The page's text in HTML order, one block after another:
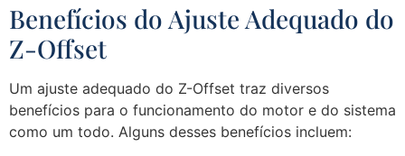
Benefícios do Ajuste Adequado do
Z-Offset
Um ajuste adequado do Z-Offset traz diversos
benefícios para o funcionamento do motor e do sistema
como um todo. Alguns desses benefícios incluem: